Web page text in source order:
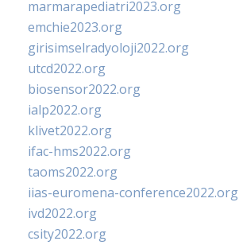
marmarapediatri2023.org
emchie2023.org
girisimselradyoloji2022.org
utcd2022.org
biosensor2022.org
ialp2022.org
klivet2022.org
ifac-hms2022.org
taoms2022.org
iias-euromena-conference2022.org
ivd2022.org
csity2022.org